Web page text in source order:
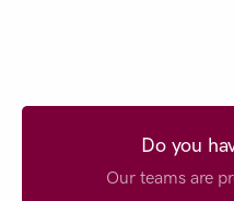
Do you
Our teams are